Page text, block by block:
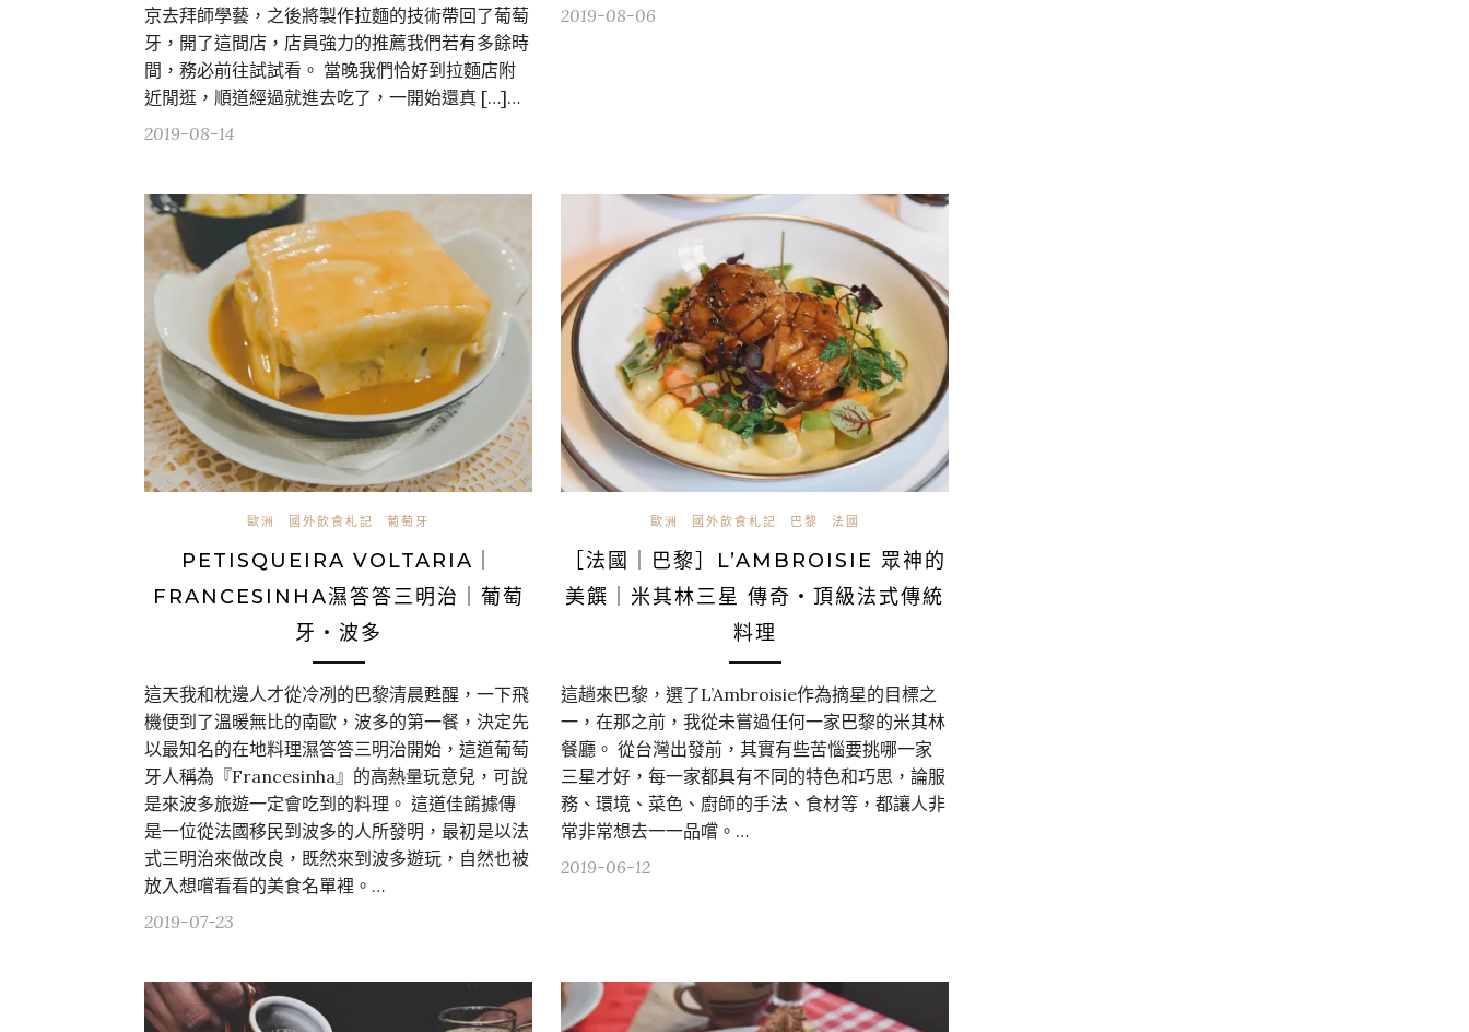
京去拜師學藝，之後將製作拉麵的技術帶回了葡萄
牙，開了這間店，店員強力的推薦我們若有多餘時
間，務必前往試試看。 當晚我們恰好到拉麵店附
近閒逛，順道經過就進去吃了，一開始還真 […]…
2019-08-14
2019-08-06
歐洲 國外飲食札記 葡萄牙
PETISQUEIRA VOLTARIA｜
FRANCESINHA濕答答三明治｜葡萄
牙・波多
這天我和枕邊人才從冷冽的巴黎清晨甦醒，一下飛
機便到了溫暖無比的南歐，波多的第一餐，決定先
以最知名的在地料理濕答答三明治開始，這道葡萄
牙人稱為『Francesinha』的高熱量玩意兒，可說
是來波多旅遊一定會吃到的料理。 這道佳餚據傳
是一位從法國移民到波多的人所發明，最初是以法
式三明治來做改良，既然來到波多遊玩，自然也被
放入想嚐看看的美食名單裡。…
2019-07-23
歐洲 國外飲食札記 巴黎 法國
［法國｜巴黎］L’AMBROISIE 眾神的
美饌｜米其林三星 傳奇・頂級法式傳統
料理
這趟來巴黎，選了L’Ambroisie作為摘星的目標之
一，在那之前，我從未嘗過任何一家巴黎的米其林
餐廳。 從台灣出發前，其實有些苦惱要挑哪一家
三星才好，每一家都具有不同的特色和巧思，論服
務、環境、菜色、廚師的手法、食材等，都讓人非
常非常想去一一品嚐。…
2019-06-12